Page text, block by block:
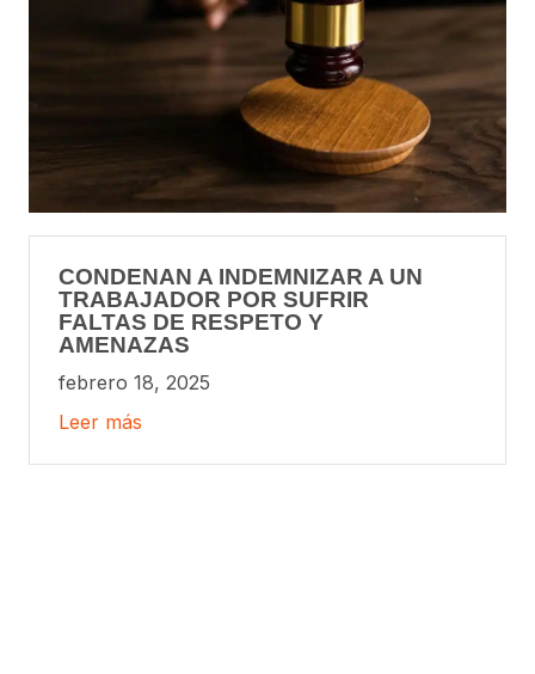
CONDENAN A INDEMNIZAR A UN
TRABAJADOR POR SUFRIR
FALTAS DE RESPETO Y
AMENAZAS
febrero 18, 2025
Leer más